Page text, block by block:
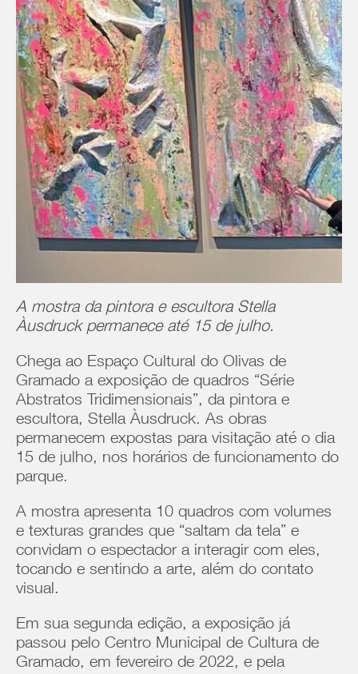
A mostra da pintora e escultora Stella
Àusdruck permanece até 15 de julho.
Chega ao Espaço Cultural do Olivas de
Gramado a exposição de quadros “Série
Abstratos Tridimensionais”, da pintora e
escultora, Stella Àusdruck. As obras
permanecem expostas para visitação até o dia
15 de julho, nos horários de funcionamento do
parque.
A mostra apresenta 10 quadros com volumes
e texturas grandes que “saltam da tela” e
convidam o espectador a interagir com eles,
tocando e sentindo a arte, além do contato
visual.
Em sua segunda edição, a exposição já
passou pelo Centro Municipal de Cultura de
Gramado, em fevereiro de 2022, e pela